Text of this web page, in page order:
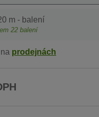
m - balení
22 balení
prodejnách